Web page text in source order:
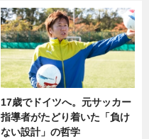
17歳でドイツへ。元サッカー
指導者がたどり着いた「負け
ない設計」の哲学